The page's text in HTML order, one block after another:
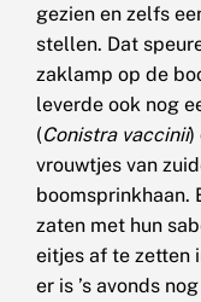
gezien en zelfs
stellen. Dat
zaklamp op de
leverde ook nog
(Conistra vaccinii)
vrouwtjes van
boomsprinkhaan.
zaten met hun
eitjes af te zetten
er is ’s avonds